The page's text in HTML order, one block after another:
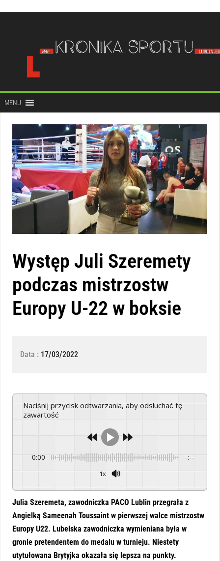
treści
MENU
Występ Juli Szeremety
podczas mistrzostw
Europy U-22 w boksie
Data : 17/03/2022
Naciśnij przycisk odtwarzania, aby odsłuchać tę
zawartość
0:00 -:--
1x
Julia Szeremeta, zawodniczka PACO Lublin przegrała z
Angielką Sameenah Toussaint w pierwszej walce mistrzostw
Europy U22. Lubelska zawodniczka wymieniana była w
gronie pretendentem do medalu w turnieju. Niestety
utytułowana Brytyjka okazała się lepsza na punkty.